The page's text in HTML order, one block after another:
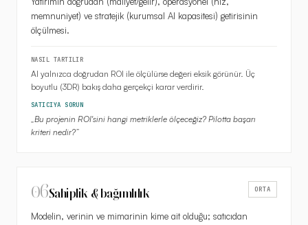
memnuniyet) ve stratejik (kurumsal AI kapasitesi) getirisinin
ölçülmesi.
NASIL TARTILIR
AI yalnızca doğrudan ROI ile ölçülürse değeri eksik görünür. Üç
boyutlu (3DR) bakış daha gerçekçi karar verdirir.
SATICIYA SORUN
„Bu projenin ROI'sini hangi metriklerle ölçeceğiz? Pilotta başarı
kriteri nedir?”
06Sahiplik & bağımlılık ORTA
Modelin, verinin ve mimarinin kime ait olduğu; satıcıdan